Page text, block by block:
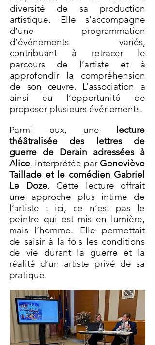
diversité de sa production
artistique. Elle s’accompagne
d’une programmation
d’événements variés,
contribuant à retracer le
parcours de l’artiste et à
approfondir la compréhension
de son œuvre. L’association a
ainsi eu l’opportunité de
proposer plusieurs événements.
​Parmi eux, une lecture
théâtralisée des lettres de
guerre de Derain adressées à
Alice, interprétée par Geneviève
Taillade et le comédien Gabriel
Le Doze. Cette lecture offrait
une approche plus intime de
l’artiste : ici, ce n’est pas le
peintre qui est mis en lumière,
mais l’homme. Elle permettait
de saisir à la fois les conditions
de vie durant la guerre et la
réalité d’un artiste privé de sa
pratique. ​​